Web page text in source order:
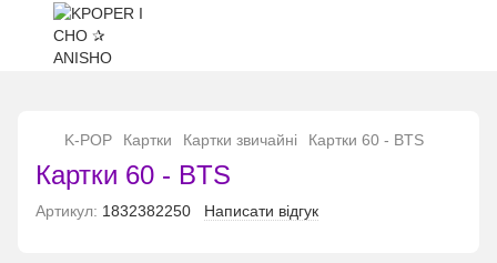
K-POP Картки Картки звичайні Картки 60 - BTS
Картки 60 - BTS
Артикул: 1832382250 Написати відгук